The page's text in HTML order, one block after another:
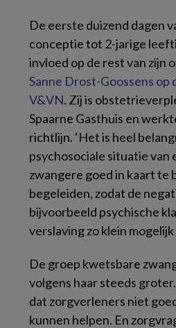
De eerste duizend dagen
conceptie tot 2-jarige
invloed op de rest van zijn
Sanne Drost-Goossens op
V&VN. Zij is
Spaarne Gasthuis en
richtlijn. ‘Het is heel
psychosociale situatie van
zwangere goed in kaart te
begeleiden, zodat de
bijvoorbeeld psychische
verslaving zo klein mogelijk
De groep kwetsbare
volgens haar steeds
dat zorgverleners niet
kunnen helpen. En